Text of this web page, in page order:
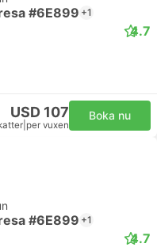
#6E899 +1
4.7
USD 107
per vuxen
Boka nu
#6E899 +1
4.7